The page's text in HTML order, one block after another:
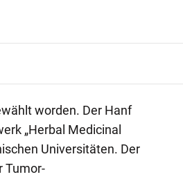
worden. Der Hanf
„Herbal Medicinal
Universitäten. Der
Tumor-